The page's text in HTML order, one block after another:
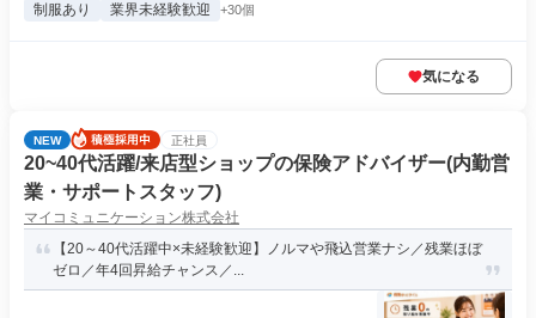
制服あり 業界未経験歓迎 +30個
気になる
NEW 正社員
20~40代活躍/来店型ショップの保険アドバイザー(内勤営
業・サポートスタッフ)
マイコミュニケーション株式会社
【20～40代活躍中×未経験歓迎】ノルマや飛込営業ナシ／残業ほぼ
ゼロ／年4回昇給チャンス／...